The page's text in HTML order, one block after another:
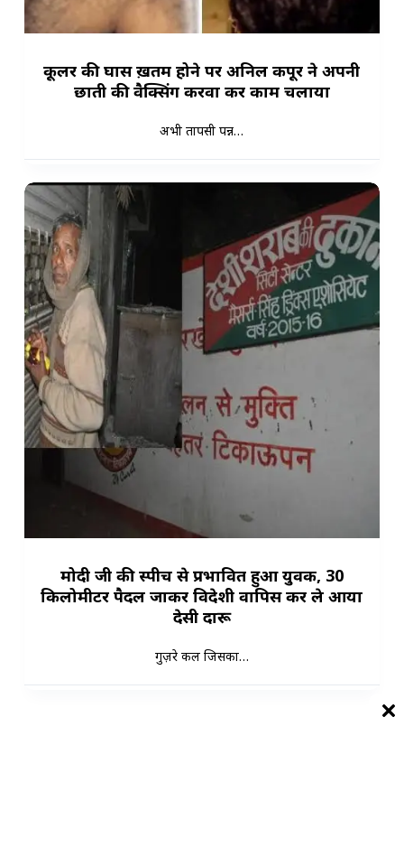
कूलर की घास ख़तम होने पर अनिल कपूर ने अपनी
छाती की वैक्सिंग करवा कर काम चलाया
अभी तापसी पन्न…
मोदी जी की स्पीच से प्रभावित हुआ युवक, 30
किलोमीटर पैदल जाकर विदेशी वापिस कर ले आया
देसी दारू
गुज़रे कल जिसका…